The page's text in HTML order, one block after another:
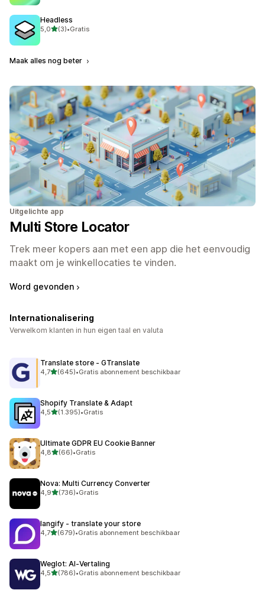
Headless
5,0van 5 sterren
(3)
3 recensies in totaal
•Gratis
Maak alles nog beter
Uitgelichte app
Multi Store Locator
Trek meer kopers aan met een app die het eenvoudig
maakt om je winkellocaties te vinden.
Word gevonden
Internationalisering
Verwelkom klanten in hun eigen taal en valuta
Translate store ‑ GTranslate
4,7van 5 sterren
(645)
645 recensies in totaal
•Gratis abonnement beschikbaar
Shopify Translate & Adapt
4,5van 5 sterren
(1.395)
1395 recensies in totaal
•Gratis
Ultimate GDPR EU Cookie Banner
4,8van 5 sterren
(66)
66 recensies in totaal
•Gratis
Nova: Multi Currency Converter
4,9van 5 sterren
(736)
736 recensies in totaal
•Gratis
langify ‑ translate your store
4,7van 5 sterren
(679)
679 recensies in totaal
•Gratis abonnement beschikbaar
Weglot: AI‑Vertaling
4,5van 5 sterren
(786)
786 recensies in totaal
•Gratis abonnement beschikbaar